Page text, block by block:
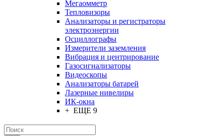
Мегаомметр
Тепловизоры
Анализаторы и регистраторы
электроэнергии
Осциллографы
Измерители заземления
Вибрация и центрирование
Газосигнализаторы
Видеоскопы
Анализаторы батарей
Лазерные нивелиры
ИК-окна
+ ЕЩЕ 9